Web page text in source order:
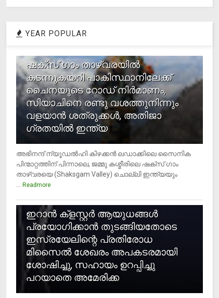
YEAR POPULAR
ഷക്സ് ​ഗാം താഴ്‌വരയിൽ
കടന്നുകയറി പാകിസ്ഥാനിലേക്ക്
ചൈനയുടെ റോഡ് നിർമാണം,
സിയാചിനെ രണ്ടു വശത്തുനിന്നും
വളയാൻ ശത്രുക്കൾ, അതിജാ​
ഗ്രതയിൽ ഇന്ത്യ
അഭിനന്ദ് ന്യൂഡൽഹി കിഴക്കൻ ലഡാക്കിലെ സൈനിക
പിന്മാറ്റത്തിന് പിന്നാലെ, ജമ്മു കശ്മീരിലെ ഷക്സ് ​ഗാം
താഴ്‌വരയെ (Shaksgam Valley) ചൊല്ലി ഇന്ത്യയും
Readmore
ഇറാന്‍ ക്‌ളസ്റ്റര്‍ ആയുധങ്ങള്‍
പ്രയോഗിക്കാന്‍ തുടങ്ങിയതോടെ
ഇസ്രയേലിന്റെ പ്രതിരോധ
മിസൈല്‍ ശേഖരം അപകടരമായി
ശോഷിച്ചു, സഹായം ഉറപ്പിച്ചു
പറയാതെ അമേരിക്ക